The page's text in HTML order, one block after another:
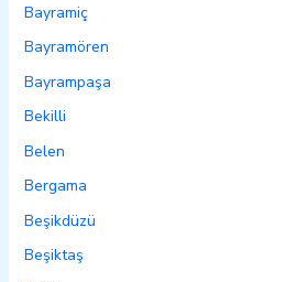
Bayramiç
Bayramören
Bayrampaşa
Bekilli
Belen
Bergama
Beşikdüzü
Beşiktaş